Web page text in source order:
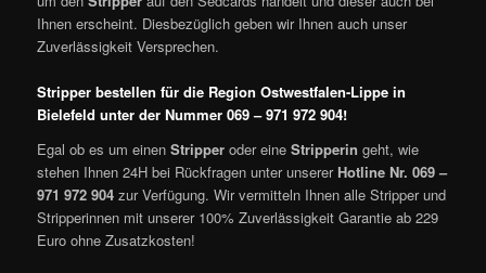
Ihnen erscheint. Diesbezüglich geben wir Ihnen auch unser
Zuverlässigkeit Versprechen.
Stripper bestellen für die Region Ostwestfalen-Lippe in
Bielefeld unter der Nummer069 – 971 972 904!
Egal ob es um einenStripper oder eineStripperin geht, wie
stehen Ihnen 24H bei Rückfragen unter unserer Hotline Nr. 069 –
971 972 904 zur Verfügung. Wir vermitteln Ihnen alle Stripper und
Stripperinnen mit unserer 100% Zuverlässigkeit Garantie ab 229
Euro ohne Zusatzkosten!